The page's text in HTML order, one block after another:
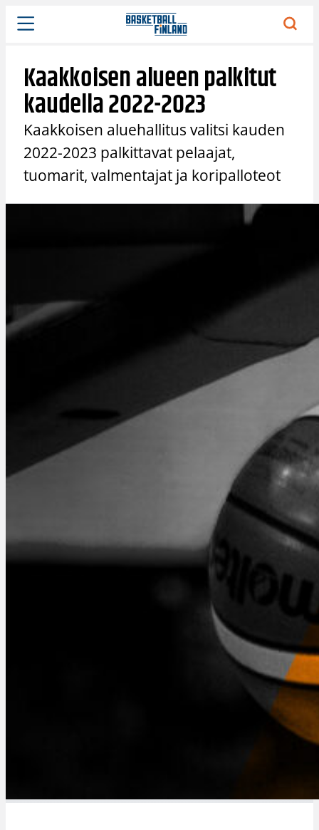
Siirry
sisältöön
Kaakkoisen alueen palkitut
kaudella 2022-2023
Kaakkoisen aluehallitus valitsi kauden
2022-2023 palkittavat pelaajat,
tuomarit, valmentajat ja koripalloteot